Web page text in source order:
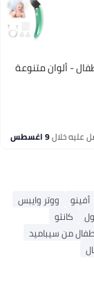
- ألوان متنوعة
عليه خلال9 اغسطس
أفينو
ووتر وايبس
كانتو
من سيباميد